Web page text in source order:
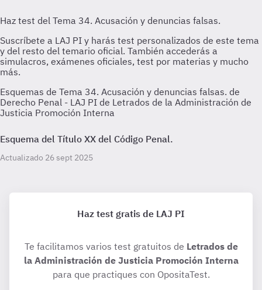
Esquemas de Tema 34. Acusación y denuncias falsas. de
Derecho Penal - LAJ PI de Letrados de la Administración de
Justicia Promoción Interna
Esquema del Título XX del Código Penal.
Actualizado 26 sept 2025
Haz test gratis de LAJ PI
Te facilitamos varios test gratuitos de Letrados de
la Administración de Justicia Promoción Interna
para que practiques con OpositaTest.